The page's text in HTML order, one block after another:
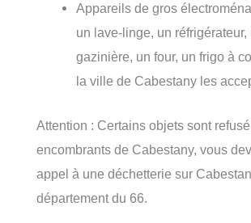
Appareils de gros
un lave-linge, un réfrigérateur,
gazinière, un four, un frigo à
la ville de Cabestany les
Attention : Certains objets sont
encombrants de Cabestany, vous
appel à une déchetterie sur
département du 66.